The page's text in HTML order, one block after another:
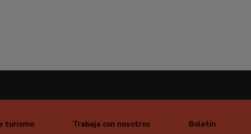
turismo Trabaja con nosotros Boletín